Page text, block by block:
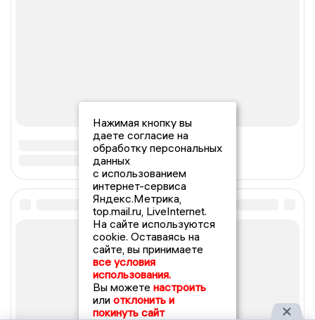
Нажимая кнопку вы
даете согласие на
обработку персональных
данных
с использованием
интернет-сервиса
Яндекс.Метрика,
top.mail.ru, LiveInternet.
На сайте используются
cookie. Оставаясь на
сайте, вы принимаете
все условия
использования.
Вы можете настроить
или отклонить и
покинуть сайт